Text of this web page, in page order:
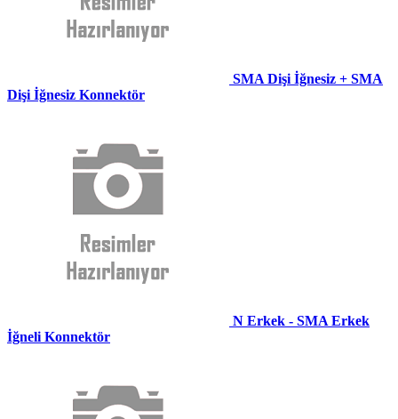
SMA Dişi İğnesiz + SMA
Dişi İğnesiz Konnektör
N Erkek - SMA Erkek
İğneli Konnektör